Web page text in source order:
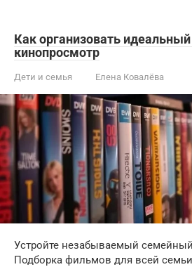
Как организовать
кинопросмотр
Дети и семья Елена Ковалёва
Устройте незабываемый
Подборка фильмов для всей